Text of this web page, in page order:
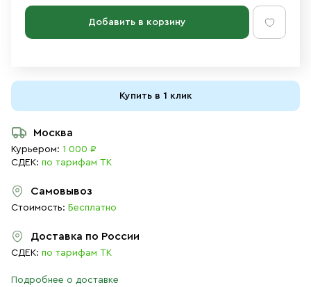
Добавить в корзину
Купить в 1 клик
Москва
Курьером: 1 000 ₽
СДЕК: по тарифам ТК
Самовывоз
Стоимость: Бесплатно
Доставка по России
СДЕК: по тарифам ТК
Подробнее о доставке